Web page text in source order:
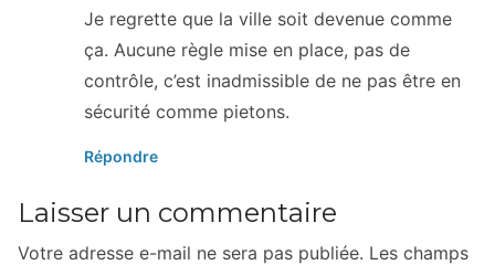
Je regrette que la ville soit devenue comme
ça. Aucune règle mise en place, pas de
contrôle, c’est inadmissible de ne pas être en
sécurité comme pietons.
Répondre
Laisser un commentaire
Votre adresse e-mail ne sera pas publiée. Les champs